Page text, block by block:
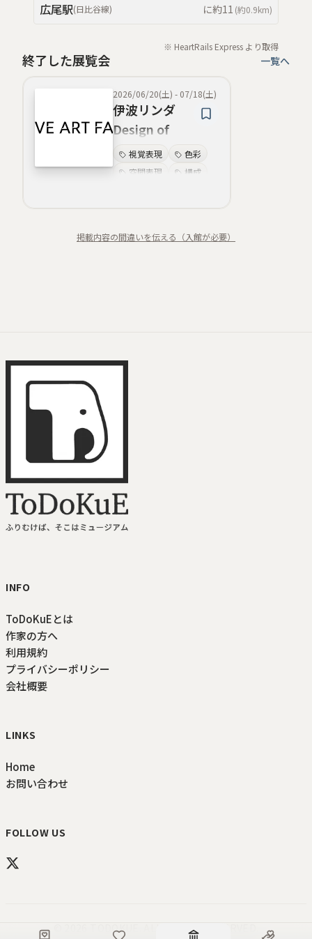
広尾駅(日比谷線) に約11 (約0.9km)
※ HeartRails Express より取得
終了した展覧会 一覧へ
2026/06/20(土) - 07/18(土)
伊波リンダ
Design of
Okinawa
視覚表現
色彩
空間表現
構成
掲載内容の間違いを伝える（入館が必要）
INFO
ToDoKuEとは
作家の方へ
利用規約
プライバシーポリシー
会社概要
LINKS
Home
お問い合わせ
FOLLOW US
TODOKUE . ALL RIGHTS RESERVED.